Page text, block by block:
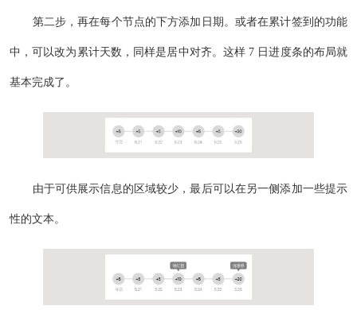
第二步，再在每个节点的下方添加日期。或者在累计签到的功能
中，可以改为累计天数，同样是居中对齐。这样 7 日进度条的布局就
基本完成了。
由于可供展示信息的区域较少，最后可以在另一侧添加一些提示
性的文本。